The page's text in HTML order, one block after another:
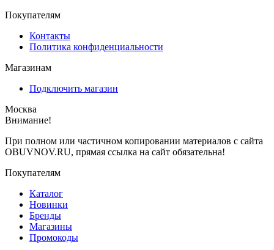
Покупателям
Контакты
Политика конфиденциальности
Магазинам
Подключить магазин
Москва
Внимание!
При полном или частичном копировании материалов с сайта
OBUVNOV.RU, прямая ссылка на сайт обязательна!
Покупателям
Каталог
Новинки
Бренды
Магазины
Промокоды